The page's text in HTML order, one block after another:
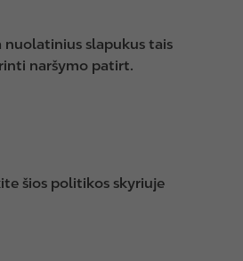
nuolatinius slapukus tais
naršymo patirt.
šios politikos skyriuje